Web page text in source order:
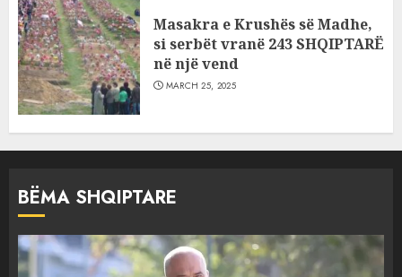
Masakra e Krushës së Madhe,
si serbët vranë 243 SHQIPTARË
në një vend
MARCH 25, 2025
BËMA SHQIPTARE